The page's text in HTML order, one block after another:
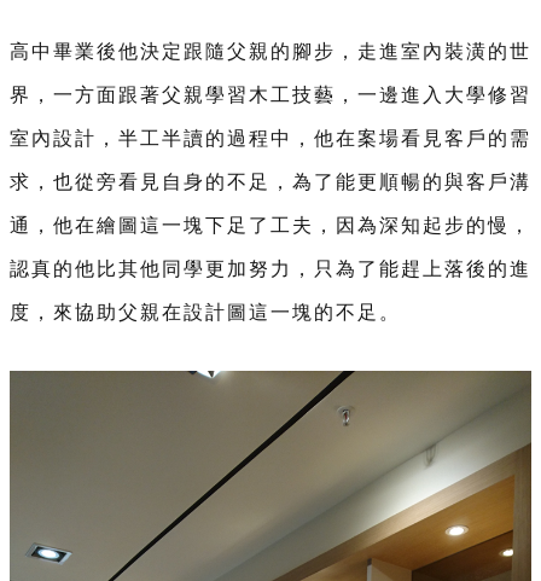
高中畢業後他決定跟隨父親的腳步，走進室內裝潢的世
界，一方面跟著父親學習木工技藝，一邊進入大學修習
室內設計，半工半讀的過程中，他在案場看見客戶的需
求，也從旁看見自身的不足，為了能更順暢的與客戶溝
通，他在繪圖這一塊下足了工夫，因為深知起步的慢，
認真的他比其他同學更加努力，只為了能趕上落後的進
度，來協助父親在設計圖這一塊的不足。